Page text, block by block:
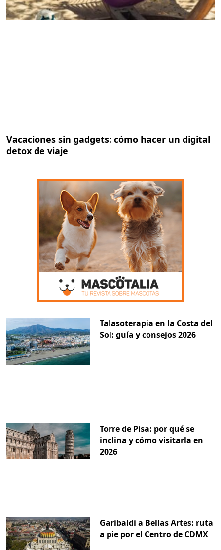
Vacaciones sin gadgets: cómo hacer un digital
detox de viaje
Talasoterapia en la Costa del
Sol: guía y consejos 2026
Torre de Pisa: por qué se
inclina y cómo visitarla en
2026
Garibaldi a Bellas Artes: ruta
a pie por el Centro de CDMX